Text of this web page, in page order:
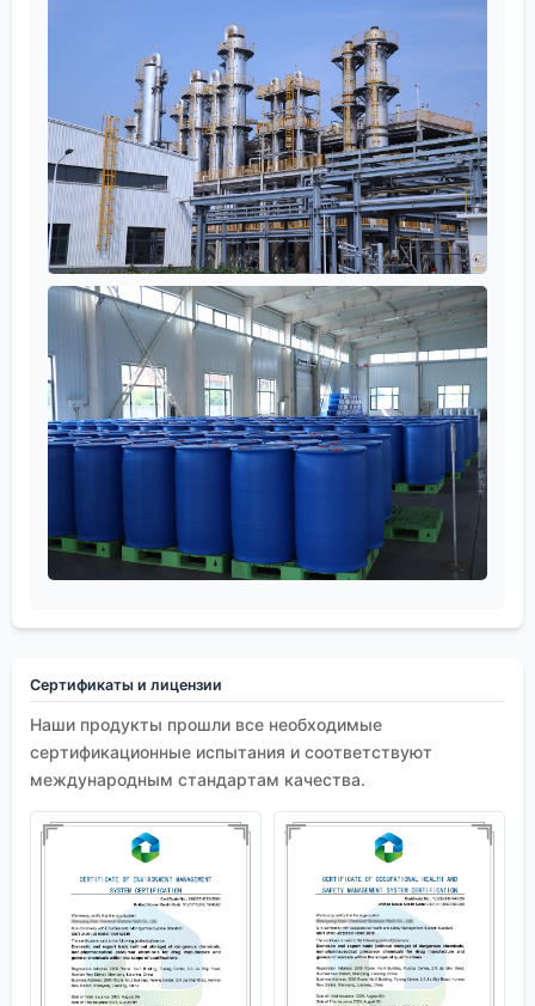
Сертификаты и лицензии
Наши продукты прошли все необходимые
сертификационные испытания и соответствуют
международным стандартам качества.